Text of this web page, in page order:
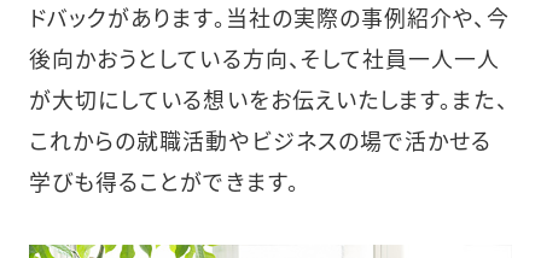
ドバックがあります。当社の実際の事例紹介や、今
後向かおうとしている方向、そして社員一人一人
が大切にしている想いをお伝えいたします。また、
これからの就職活動やビジネスの場で活かせる
学びも得ることができます。